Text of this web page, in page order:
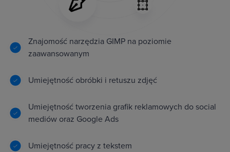
Znajomość narzędzia GIMP na poziomie
zaawansowanym
Umiejętność obróbki i retuszu zdjęć
Umiejętność tworzenia grafik reklamowych do social
mediów oraz Google Ads
Umiejętność pracy z tekstem